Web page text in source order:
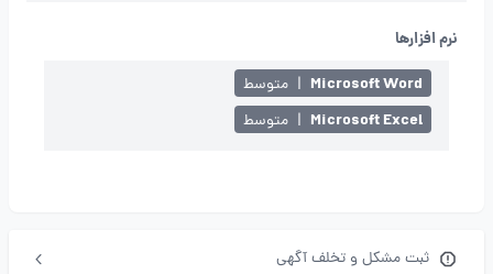
نرم افزارها
Microsoft Word
| متوسط
Microsoft Excel
| متوسط
ثبت مشکل و تخلف آگهی